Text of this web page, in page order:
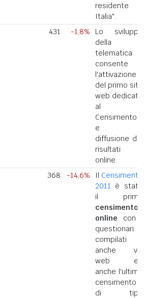
residente in
Italia".
431 -1,8%
Lo sviluppo
della
telematica
consente
l'attivazione
del primo sito
web dedicato
al
Censimento
e la
diffusione dei
risultati
online.
368 -14,6% Il Censimento
2011 è stato
il primo
censimento
online con i
questionari
compilati
anche via
web ed
anche l'ultimo
censimento
di tipo